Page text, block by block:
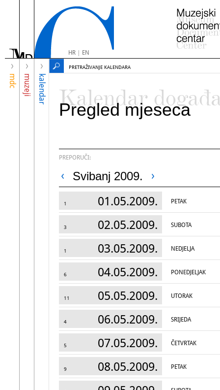
HR| EN
mdc muzeji kalendar
PRETRAŽIVANJE KALENDARA
Kalendar
Pregled mjeseca
PREPORUČI:
Svibanj 2009.
1 01.05.2009. PETAK
3 02.05.2009. SUBOTA
1 03.05.2009. NEDJELJA
6 04.05.2009. PONEDJELJAK
11 05.05.2009. UTORAK
4 06.05.2009. SRIJEDA
5 07.05.2009. ČETVRTAK
9 08.05.2009. PETAK